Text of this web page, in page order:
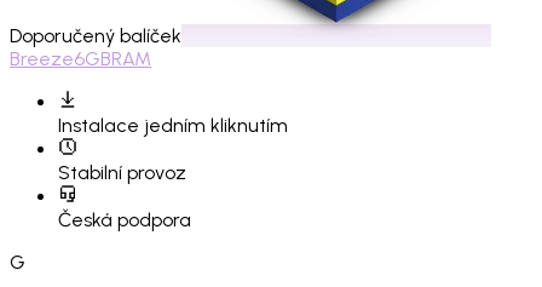
Doporučený balíček
Breeze6GBRAM
Instalace jedním kliknutím
Stabilní provoz
Česká podpora
G